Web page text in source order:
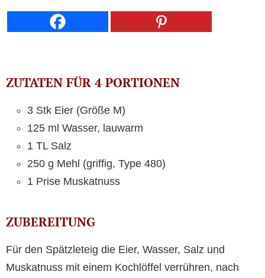
ZUTATEN FÜR 4 PORTIONEN
3 Stk Eier (Größe M)
125 ml Wasser, lauwarm
1 TL Salz
250 g Mehl (griffig, Type 480)
1 Prise Muskatnuss
ZUBEREITUNG
Für den Spätzleteig die Eier, Wasser, Salz und
Muskatnuss mit einem Kochlöffel verrühren, nach